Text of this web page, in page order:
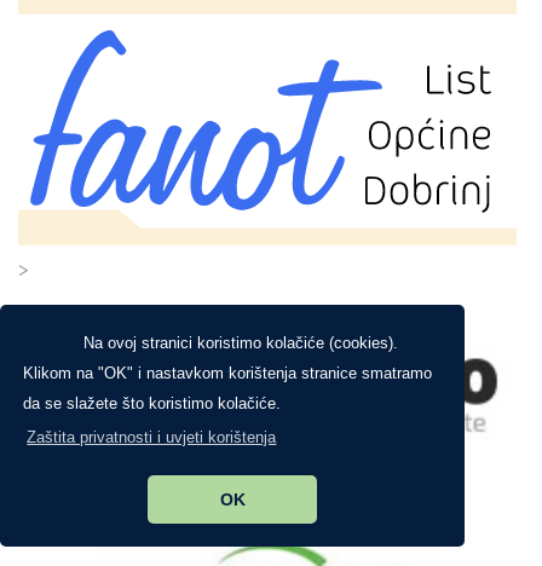
Na ovoj stranici koristimo kolačiće (cookies).
Klikom na "OK" i nastavkom korištenja stranice smatramo
da se slažete što koristimo kolačiće.
Zaštita privatnosti i uvjeti korištenja
OK
>